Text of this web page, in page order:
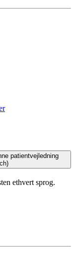
patientvejledning
ethvert sprog.